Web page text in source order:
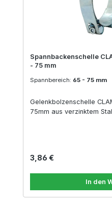
Spannbackenschelle
- 75 mm
Spannbereich: 65 - 75 mm
Gelenkbolzenschelle
75mm aus verzinktem
Regulärer Preis:
3,86 €
In den